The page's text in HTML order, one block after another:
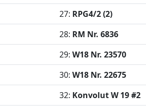
27: RPG4/2 (2)
28: RM Nr. 6836
29: W18 Nr. 23570
30: W18 Nr. 22675
32: Konvolut W 19 #2